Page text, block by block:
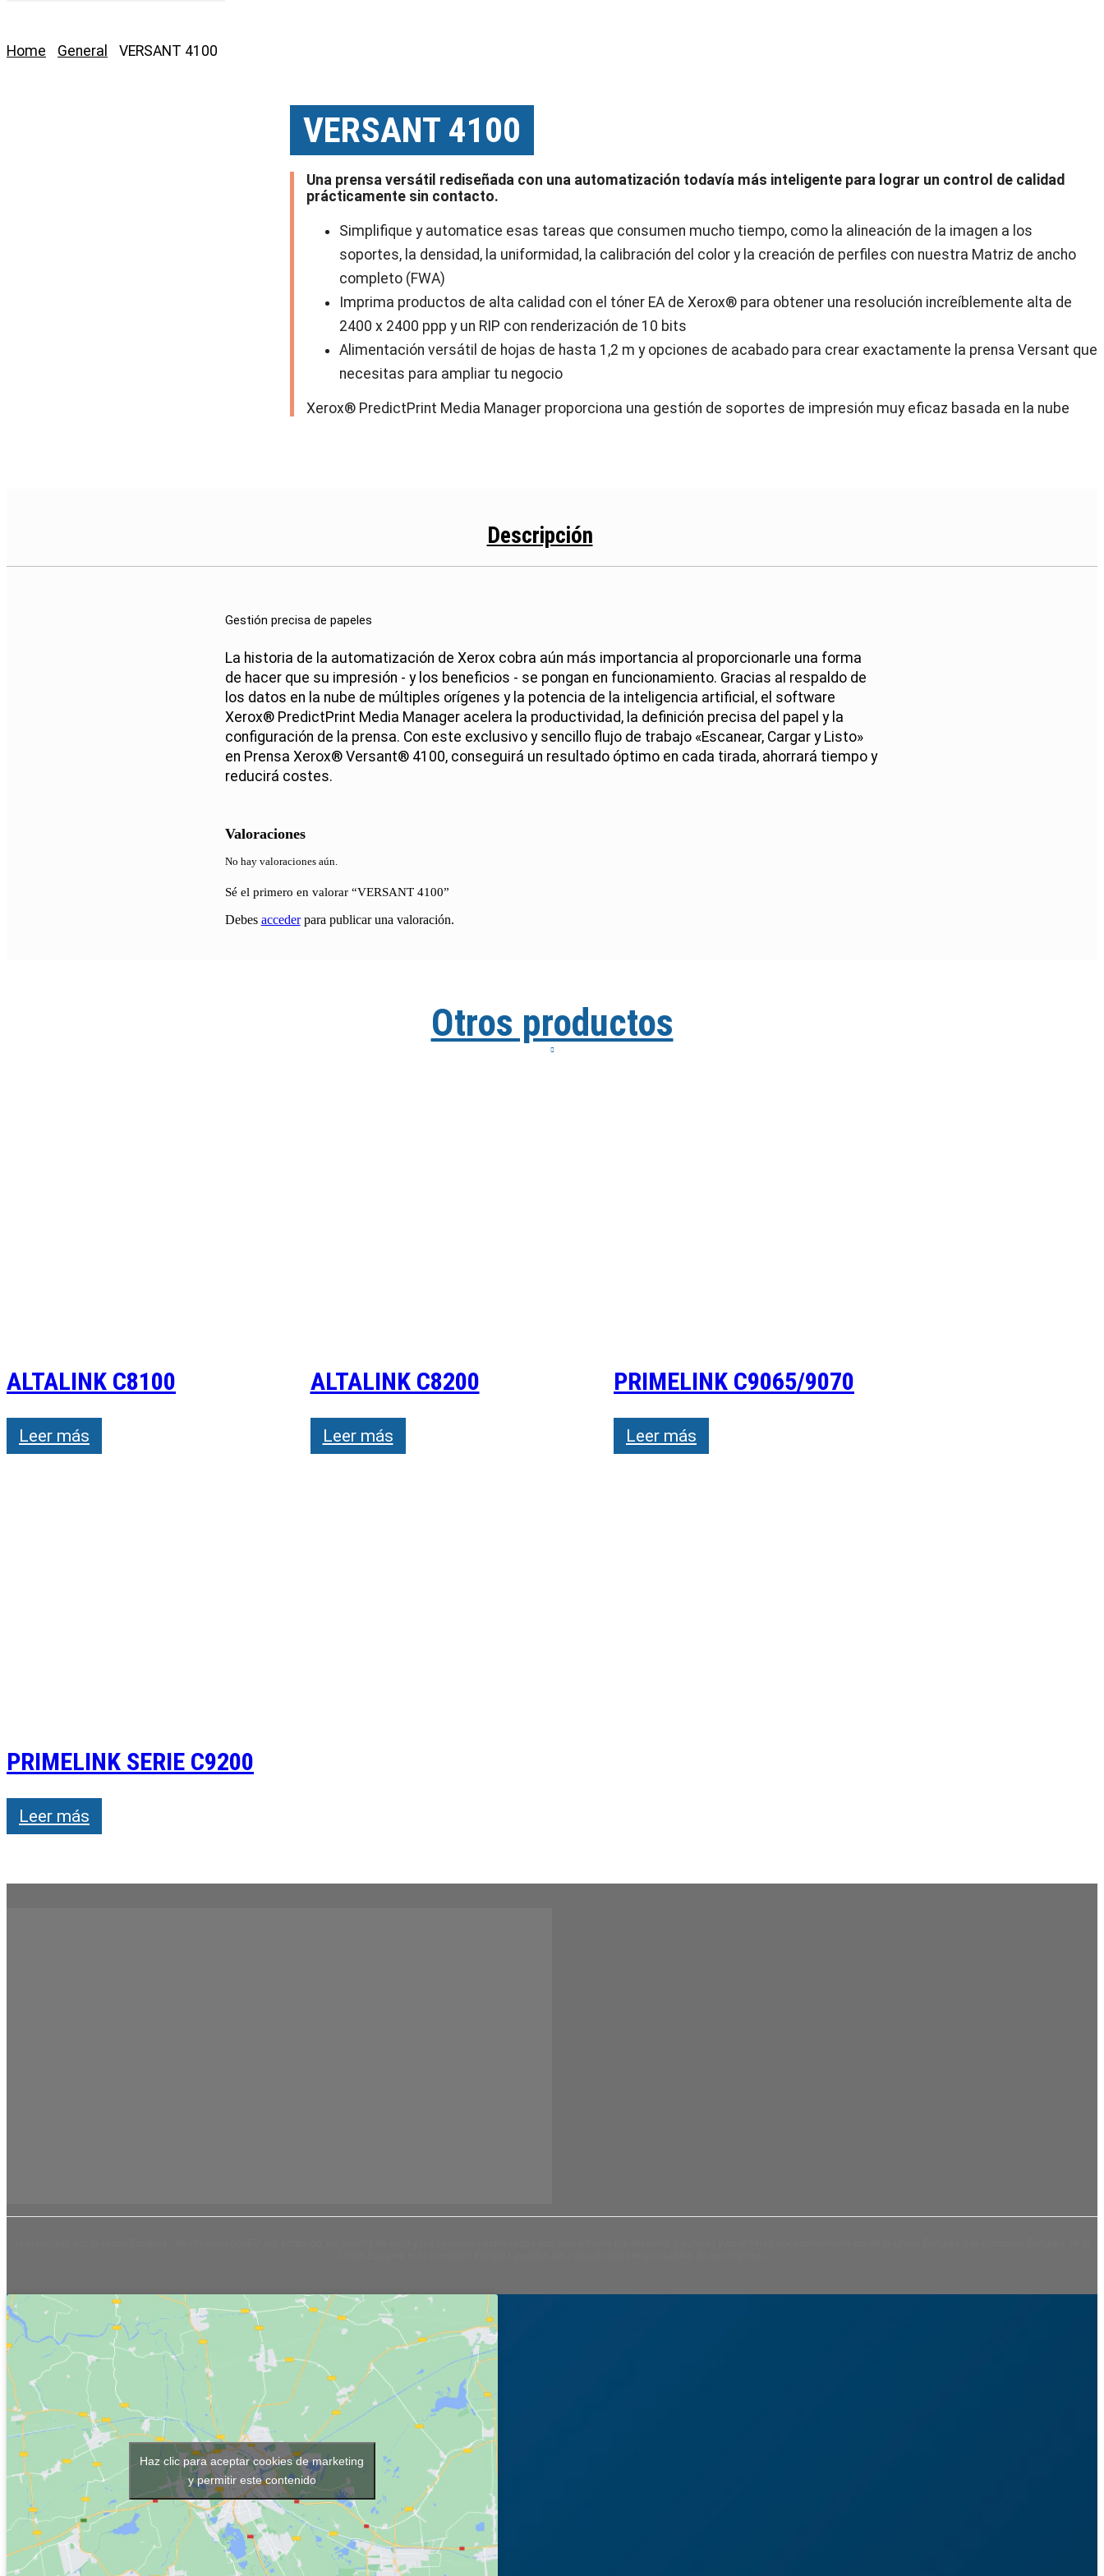
Home General VERSANT 4100
VERSANT 4100
Una prensa versátil rediseñada con una automatización todavía más inteligente para lograr un control de calidad
prácticamente sin contacto.
Simplifique y automatice esas tareas que consumen mucho tiempo, como la alineación de la imagen a los
soportes, la densidad, la uniformidad, la calibración del color y la creación de perfiles con nuestra Matriz de ancho
completo (FWA)
Imprima productos de alta calidad con el tóner EA de Xerox®para obtener una resolución increíblemente alta de
2400 x 2400 ppp y un RIP con renderización de 10 bits
Alimentación versátil de hojas de hasta 1,2 m y opciones de acabado para crear exactamente la prensa Versant que
necesitas para ampliar tu negocio
Xerox®PredictPrint Media Manager proporciona una gestión de soportes de impresión muy eficaz basada en la nube
Descripción
Gestión precisa de papeles
La historia de la automatización de Xerox cobra aún más importancia al proporcionarle una forma
de hacer que su impresión - y los beneficios - se pongan en funcionamiento. Gracias al respaldo de
los datos en la nube de múltiples orígenes y la potencia de la inteligencia artificial, el software
Xerox®PredictPrint Media Manager acelera la productividad, la definición precisa del papel y la
configuración de la prensa. Con este exclusivo y sencillo flujo de trabajo «Escanear, Cargar y Listo»
en Prensa Xerox®Versant®4100, conseguirá un resultado óptimo en cada tirada, ahorrará tiempo y
reducirá costes.
Valoraciones
No hay valoraciones aún.
Sé el primero en valorar “VERSANT 4100”
Debes accederpara publicar una valoración.
Otros productos
ALTALINK C8100
Leer más
ALTALINK C8200
Leer más
PRIMELINK C9065/9070
Leer más
PRIMELINK SERIE C9200
Leer más
Haz clic para aceptar cookies de marketing
y permitir este contenido